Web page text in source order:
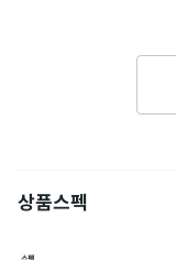
상품스펙